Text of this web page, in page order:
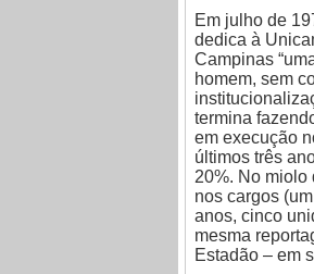
Em julho de
dedica à
Campinas
homem, sem
termina
em execução
últimos três
20%. No miolo
nos cargos
anos, cinco
mesma
Estadão – em